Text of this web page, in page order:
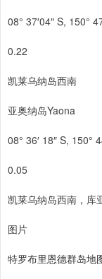
08° 37′04″ S, 150°
0.22
凯莱乌纳岛西南
亚奥纳岛Yaona
08° 36′ 18″ S, 150°
0.05
凯莱乌纳岛西南，库
图片
特罗布里恩德群岛地